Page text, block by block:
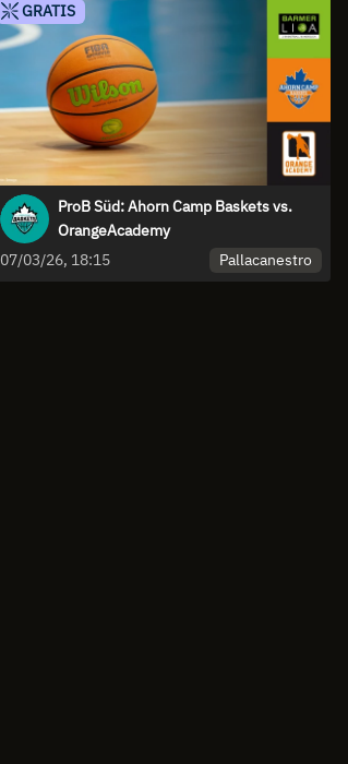
GRATIS
ProB Süd: Ahorn Camp Baskets vs.
OrangeAcademy
07/03/26, 18:15
Pallacanestro